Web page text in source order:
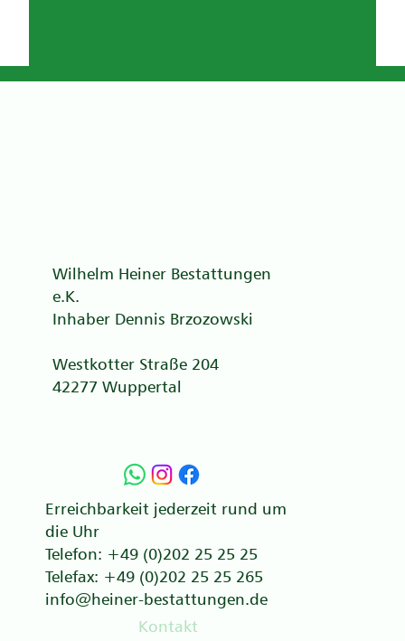
Erreichbarkeit jederzeit rund um
die Uhr
Telefon: +49 (0)202 25 25 25
Telefax: +49 (0)202 25 25 265
info@heiner-bestattungen.de
Kontakt
Wilhelm Heiner Bestattungen
e.K.
Inhaber Dennis Brzozowski
Westkotter Straße 204
42277 Wuppertal